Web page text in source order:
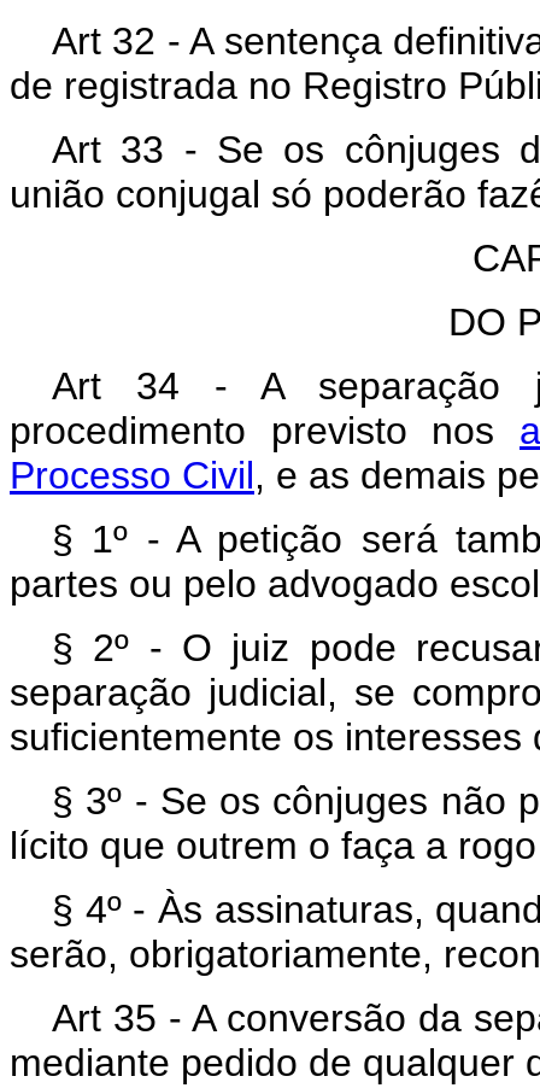
Art 32 - A sentença
de registrada no Registro
Art 33 - Se os cônjuges
união conjugal só poderão
DO
Art 34 - A separação
procedimento previsto nos
Processo Civil, e as demais
§ 1º - A petição será
partes ou pelo advogado
§ 2º - O juiz pode
separação judicial, se
suficientemente os
§ 3º - Se os cônjuges não
lícito que outrem o faça a
§ 4º - Às assinaturas,
serão, obrigatoriamente,
Art 35 - A conversão da
mediante pedido de qualquer